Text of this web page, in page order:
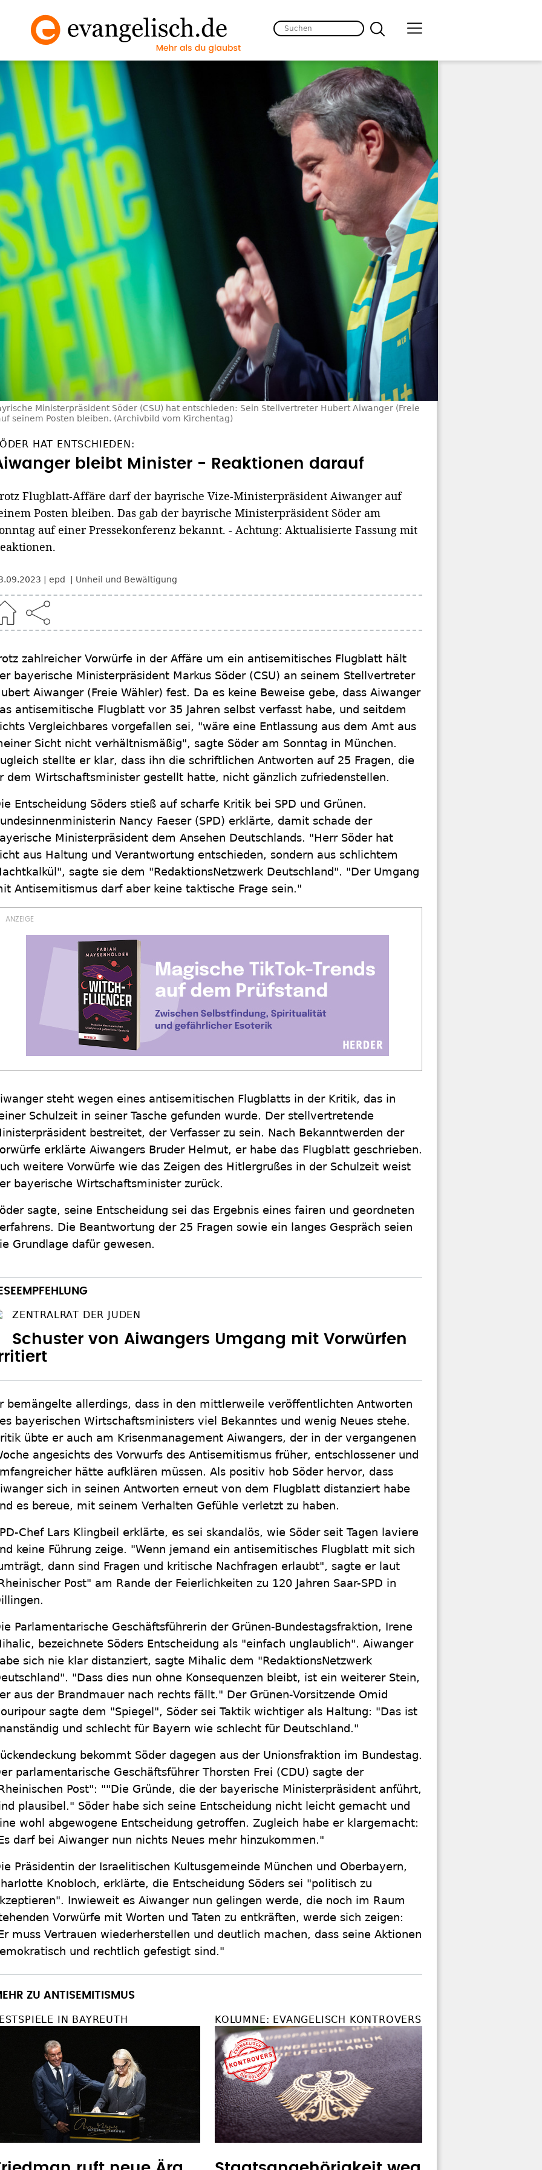
Ministerpräsident Söder (CSU) hat entschieden: Sein Stellvertreter Hubert Aiwanger (Freie
seinem Posten bleiben. (Archivbild vom Kirchentag)
HAT ENTSCHIEDEN:
bleibt Minister - Reaktionen darauf
Flugblatt-Affäre darf der bayrische Vize-Ministerpräsident Aiwanger auf
Posten bleiben. Das gab der bayrische Ministerpräsident Söder am
auf einer Pressekonferenz bekannt. - Achtung: Aktualisierte Fassung mit
epd Unheil und Bewältigung
zahlreicher Vorwürfe in der Affäre um ein antisemitisches Flugblatt hält
bayerische Ministerpräsident Markus Söder (CSU) an seinem Stellvertreter
Aiwanger (Freie Wähler) fest. Da es keine Beweise gebe, dass Aiwanger
antisemitische Flugblatt vor 35 Jahren selbst verfasst habe, und seitdem
Vergleichbares vorgefallen sei, "wäre eine Entlassung aus dem Amt aus
Sicht nicht verhältnismäßig", sagte Söder am Sonntag in München.
stellte er klar, dass ihn die schriftlichen Antworten auf 25 Fragen, die
dem Wirtschaftsminister gestellt hatte, nicht gänzlich zufriedenstellen.
Entscheidung Söders stieß auf scharfe Kritik bei SPD und Grünen.
Nancy Faeser (SPD) erklärte, damit schade der
Ministerpräsident dem Ansehen Deutschlands. "Herr Söder hat
aus Haltung und Verantwortung entschieden, sondern aus schlichtem
sagte sie dem "RedaktionsNetzwerk Deutschland". "Der Umgang
Antisemitismus darf aber keine taktische Frage sein."
steht wegen eines antisemitischen Flugblatts in der Kritik, das in
Schulzeit in seiner Tasche gefunden wurde. Der stellvertretende
bestreitet, der Verfasser zu sein. Nach Bekanntwerden der
erklärte Aiwangers Bruder Helmut, er habe das Flugblatt geschrieben.
weitere Vorwürfe wie das Zeigen des Hitlergrußes in der Schulzeit weist
bayerische Wirtschaftsminister zurück.
sagte, seine Entscheidung sei das Ergebnis eines fairen und geordneten
Die Beantwortung der 25 Fragen sowie ein langes Gespräch seien
Grundlage dafür gewesen.
ZENTRALRAT DER JUDEN
Schuster von Aiwangers Umgang mit Vorwürfen
bemängelte allerdings, dass in den mittlerweile veröffentlichten Antworten
bayerischen Wirtschaftsministers viel Bekanntes und wenig Neues stehe.
übte er auch am Krisenmanagement Aiwangers, der in der vergangenen
angesichts des Vorwurfs des Antisemitismus früher, entschlossener und
hätte aufklären müssen. Als positiv hob Söder hervor, dass
sich in seinen Antworten erneut von dem Flugblatt distanziert habe
es bereue, mit seinem Verhalten Gefühle verletzt zu haben.
Chef Lars Klingbeil erklärte, es sei skandalös, wie Söder seit Tagen laviere
keine Führung zeige. "Wenn jemand ein antisemitisches Flugblatt mit sich
dann sind Fragen und kritische Nachfragen erlaubt", sagte er laut
Post" am Rande der Feierlichkeiten zu 120 Jahren Saar-SPD in
Parlamentarische Geschäftsführerin der Grünen-Bundestagsfraktion, Irene
bezeichnete Söders Entscheidung als "einfach unglaublich". Aiwanger
sich nie klar distanziert, sagte Mihalic dem "RedaktionsNetzwerk
"Dass dies nun ohne Konsequenzen bleibt, ist ein weiterer Stein,
aus der Brandmauer nach rechts fällt." Der Grünen-Vorsitzende Omid
sagte dem "Spiegel", Söder sei Taktik wichtiger als Haltung: "Das ist
und schlecht für Bayern wie schlecht für Deutschland."
bekommt Söder dagegen aus der Unionsfraktion im Bundestag.
parlamentarische Geschäftsführer Thorsten Frei (CDU) sagte der
Post": ""Die Gründe, die der bayerische Ministerpräsident anführt,
plausibel." Söder habe sich seine Entscheidung nicht leicht gemacht und
wohl abgewogene Entscheidung getroffen. Zugleich habe er klargemacht:
darf bei Aiwanger nun nichts Neues mehr hinzukommen."
Präsidentin der Israelitischen Kultusgemeinde München und Oberbayern,
Knobloch, erklärte, die Entscheidung Söders sei "politisch zu
Inwieweit es Aiwanger nun gelingen werde, die noch im Raum
Vorwürfe mit Worten und Taten zu entkräften, werde sich zeigen:
muss Vertrauen wiederherstellen und deutlich machen, dass seine Aktionen
und rechtlich gefestigt sind."
ZU ANTISEMITISMUS
IN BAYREUTH KOLUMNE: EVANGELISCH KONTROVERS